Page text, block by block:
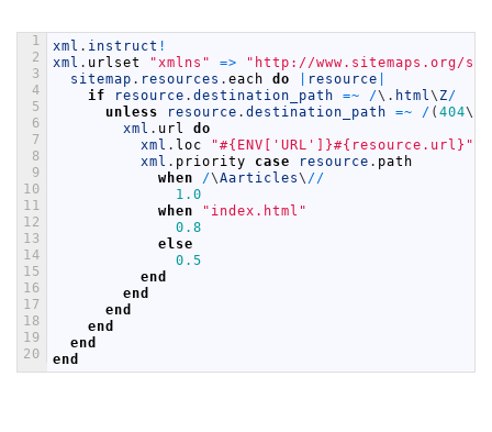
1
2
3
4
5
6
7
8
9
10
11
12
13
14
15
16
17
18
19
20
xml . instruct !
xml . urlset "xmlns" =>
"http://www.sitemaps.org/
sitemap . resources . each do resource
if
resource . destination_path =~ /\ . html \ Z/
unless
resource . destination_path =~ / ( 404\
xml . url
do
xml . loc
"#{ENV['URL']}#{resource.url}"
xml . priority case resource . path
when
/\Aarticles\ //
1.0
when
"index.html"
0.8
else
0.5
end
end
end
end
end
end